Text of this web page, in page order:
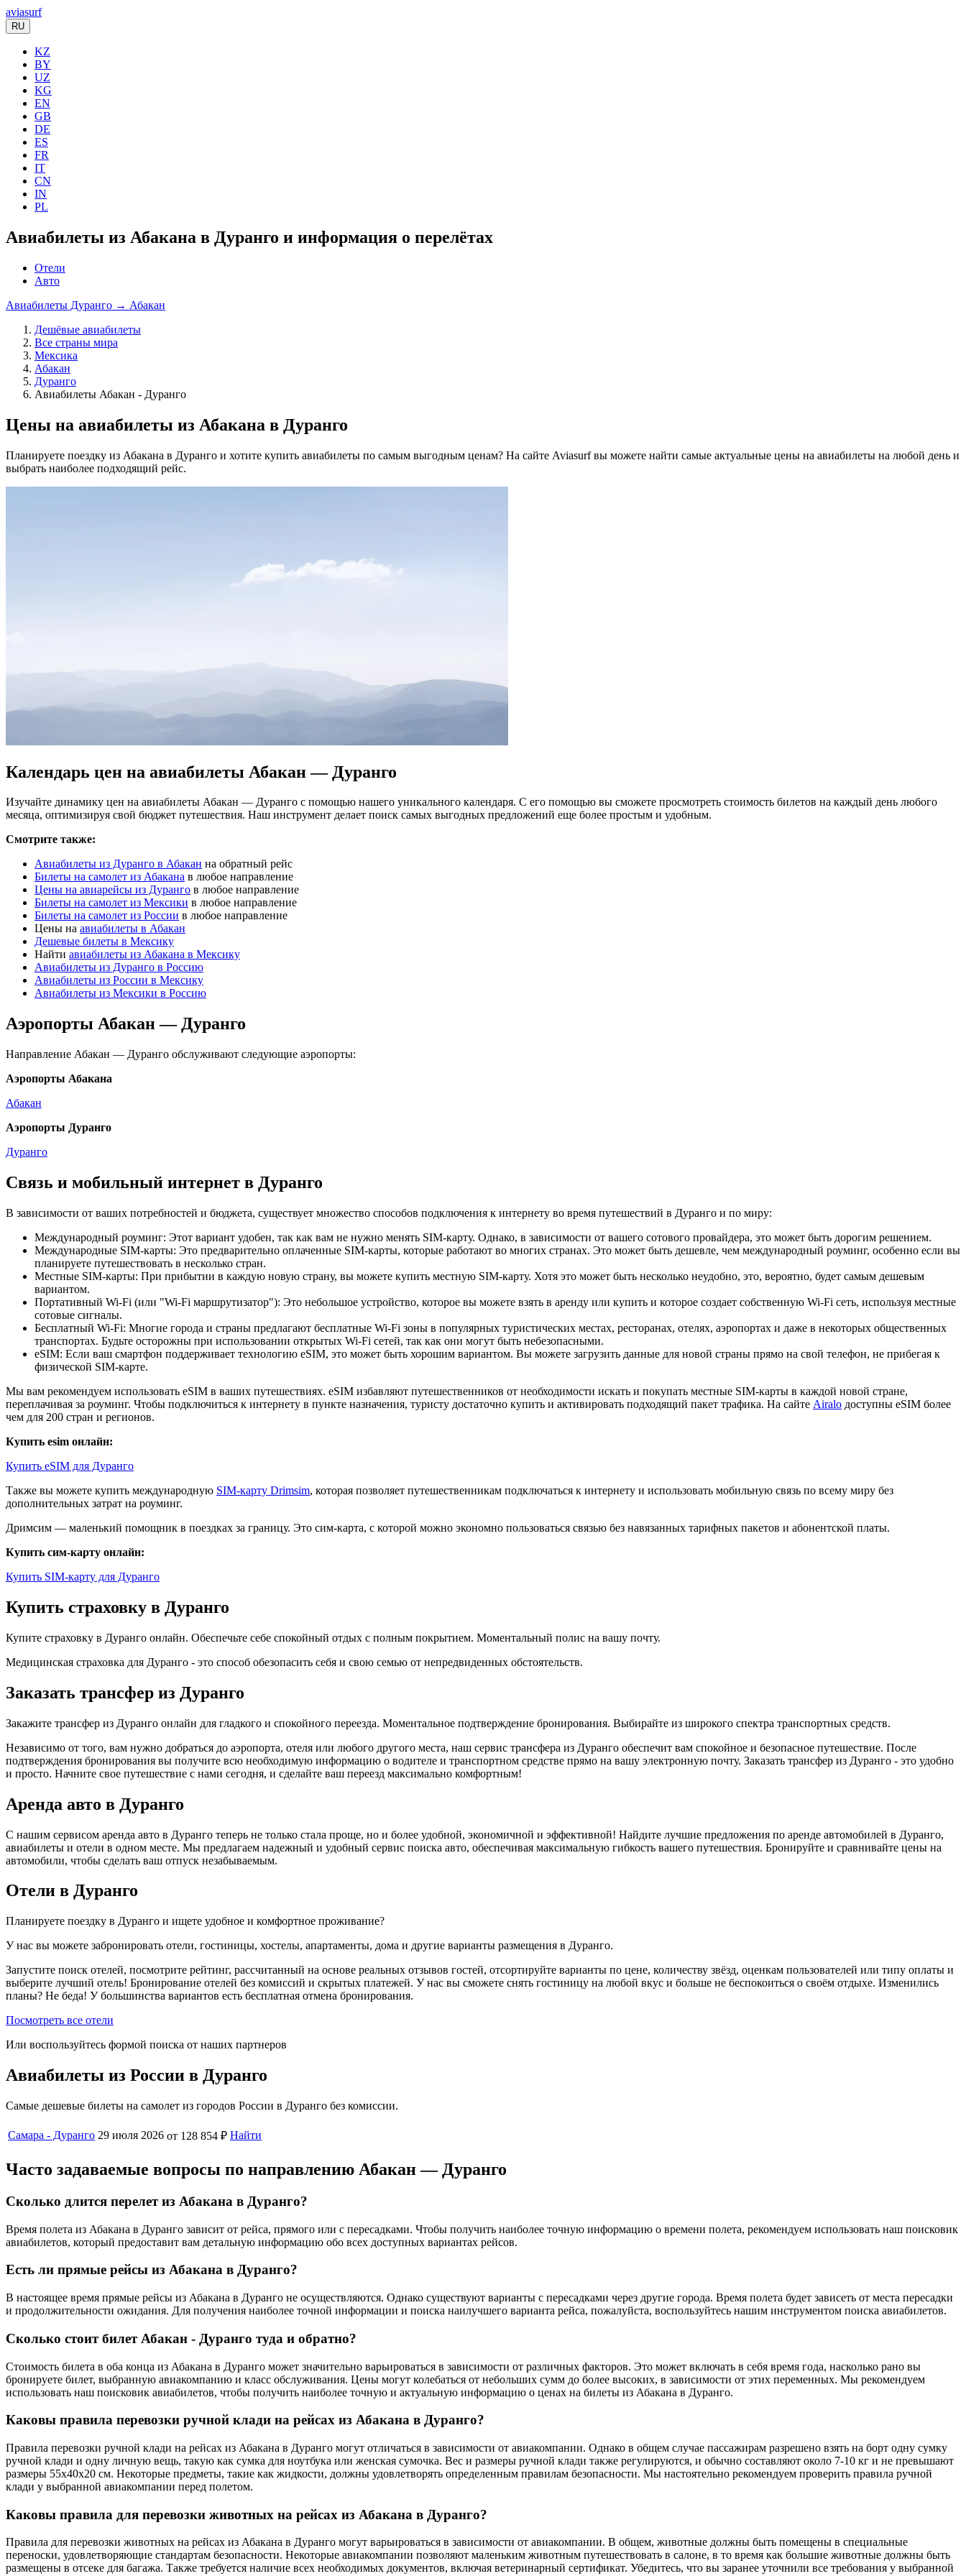
aviasurf
RU
KZ
BY
UZ
KG
EN
GB
DE
ES
FR
IT
CN
IN
PL
Авиабилеты из Абакана в Дуранго и информация о перелётах
Отели
Авто
Авиабилеты Дуранго → Абакан
Дешёвые авиабилеты
Все страны мира
Мексика
Абакан
Дуранго
Авиабилеты Абакан - Дуранго
Цены на авиабилеты из Абакана в Дуранго
Планируете поездку из Абакана в Дуранго и хотите купить авиабилеты по самым выгодным ценам? На сайте Aviasurf вы можете найти самые актуальные цены на авиабилеты на любой день и
выбрать наиболее подходящий рейс.
Календарь цен на авиабилеты Абакан — Дуранго
Изучайте динамику цен на авиабилеты Абакан — Дуранго с помощью нашего уникального календаря. С его помощью вы сможете просмотреть стоимость билетов на каждый день любого
месяца, оптимизируя свой бюджет путешествия. Наш инструмент делает поиск самых выгодных предложений еще более простым и удобным.
Смотрите также:
Авиабилеты из Дуранго в Абакан на обратный рейс
Билеты на самолет из Абакана в любое направление
Цены на авиарейсы из Дуранго в любое направление
Билеты на самолет из Мексики в любое направление
Билеты на самолет из России в любое направление
Цены на авиабилеты в Абакан
Дешевые билеты в Мексику
Найти авиабилеты из Абакана в Мексику
Авиабилеты из Дуранго в Россию
Авиабилеты из России в Мексику
Авиабилеты из Мексики в Россию
Аэропорты Абакан — Дуранго
Направление Абакан — Дуранго обслуживают следующие аэропорты:
Аэропорты Абакана
Абакан
Аэропорты Дуранго
Дуранго
Связь и мобильный интернет в Дуранго
В зависимости от ваших потребностей и бюджета, существует множество способов подключения к интернету во время путешествий в Дуранго и по миру:
Международный роуминг: Этот вариант удобен, так как вам не нужно менять SIM-карту. Однако, в зависимости от вашего сотового провайдера, это может быть дорогим решением.
Международные SIM-карты: Это предварительно оплаченные SIM-карты, которые работают во многих странах. Это может быть дешевле, чем международный роуминг, особенно если вы
планируете путешествовать в несколько стран.
Местные SIM-карты: При прибытии в каждую новую страну, вы можете купить местную SIM-карту. Хотя это может быть несколько неудобно, это, вероятно, будет самым дешевым
вариантом.
Портативный Wi-Fi (или "Wi-Fi маршрутизатор"): Это небольшое устройство, которое вы можете взять в аренду или купить и которое создает собственную Wi-Fi сеть, используя местные
сотовые сигналы.
Бесплатный Wi-Fi: Многие города и страны предлагают бесплатные Wi-Fi зоны в популярных туристических местах, ресторанах, отелях, аэропортах и даже в некоторых общественных
транспортах. Будьте осторожны при использовании открытых Wi-Fi сетей, так как они могут быть небезопасными.
eSIM: Если ваш смартфон поддерживает технологию eSIM, это может быть хорошим вариантом. Вы можете загрузить данные для новой страны прямо на свой телефон, не прибегая к
физической SIM-карте.
Мы вам рекомендуем использовать eSIM в ваших путешествиях. eSIM избавляют путешественников от необходимости искать и покупать местные SIM-карты в каждой новой стране,
переплачивая за роуминг. Чтобы подключиться к интернету в пункте назначения, туристу достаточно купить и активировать подходящий пакет трафика. На сайте Airalo доступны eSIM более
чем для 200 стран и регионов.
Купить esim онлайн:
Купить eSIM для Дуранго
Также вы можете купить международную SIM-карту Drimsim, которая позволяет путешественникам подключаться к интернету и использовать мобильную связь по всему миру без
дополнительных затрат на роуминг.
Дримсим — маленький помощник в поездках за границу. Это сим-карта, с которой можно экономно пользоваться связью без навязанных тарифных пакетов и абонентской платы.
Купить сим-карту онлайн:
Купить SIM-карту для Дуранго
Купить страховку в Дуранго
Купите страховку в Дуранго онлайн. Обеспечьте себе спокойный отдых с полным покрытием. Моментальный полис на вашу почту.
Медицинская страховка для Дуранго - это способ обезопасить себя и свою семью от непредвиденных обстоятельств.
Заказать трансфер из Дуранго
Закажите трансфер из Дуранго онлайн для гладкого и спокойного переезда. Моментальное подтверждение бронирования. Выбирайте из широкого спектра транспортных средств.
Независимо от того, вам нужно добраться до аэропорта, отеля или любого другого места, наш сервис трансфера из Дуранго обеспечит вам спокойное и безопасное путешествие. После
подтверждения бронирования вы получите всю необходимую информацию о водителе и транспортном средстве прямо на вашу электронную почту. Заказать трансфер из Дуранго - это удобно
и просто. Начните свое путешествие с нами сегодня, и сделайте ваш переезд максимально комфортным!
Аренда авто в Дуранго
С нашим сервисом аренда авто в Дуранго теперь не только стала проще, но и более удобной, экономичной и эффективной! Найдите лучшие предложения по аренде автомобилей в Дуранго,
авиабилеты и отели в одном месте. Мы предлагаем надежный и удобный сервис поиска авто, обеспечивая максимальную гибкость вашего путешествия. Бронируйте и сравнивайте цены на
автомобили, чтобы сделать ваш отпуск незабываемым.
Отели в Дуранго
Планируете поездку в Дуранго и ищете удобное и комфортное проживание?
У нас вы можете забронировать отели, гостиницы, хостелы, апартаменты, дома и другие варианты размещения в Дуранго.
Запустите поиск отелей, посмотрите рейтинг, рассчитанный на основе реальных отзывов гостей, отсортируйте варианты по цене, количеству звёзд, оценкам пользователей или типу оплаты и
выберите лучший отель! Бронирование отелей без комиссий и скрытых платежей. У нас вы сможете снять гостиницу на любой вкус и больше не беспокоиться о своём отдыхе. Изменились
планы? Не беда! У большинства вариантов есть бесплатная отмена бронирования.
Посмотреть все отели
Или воспользуйтесь формой поиска от наших партнеров
Авиабилеты из России в Дуранго
Самые дешевые билеты на самолет из городов России в Дуранго без комиссии.
Самара - Дуранго 29 июля 2026 от 128 854 ₽ Найти
Часто задаваемые вопросы по направлению Абакан — Дуранго
Сколько длится перелет из Абакана в Дуранго?
Время полета из Абакана в Дуранго зависит от рейса, прямого или с пересадками. Чтобы получить наиболее точную информацию о времени полета, рекомендуем использовать наш поисковик
авиабилетов, который предоставит вам детальную информацию обо всех доступных вариантах рейсов.
Есть ли прямые рейсы из Абакана в Дуранго?
В настоящее время прямые рейсы из Абакана в Дуранго не осуществляются. Однако существуют варианты с пересадками через другие города. Время полета будет зависеть от места пересадки
и продолжительности ожидания. Для получения наиболее точной информации и поиска наилучшего варианта рейса, пожалуйста, воспользуйтесь нашим инструментом поиска авиабилетов.
Сколько стоит билет Абакан - Дуранго туда и обратно?
Стоимость билета в оба конца из Абакана в Дуранго может значительно варьироваться в зависимости от различных факторов. Это может включать в себя время года, насколько рано вы
бронируете билет, выбранную авиакомпанию и класс обслуживания. Цены могут колебаться от небольших сумм до более высоких, в зависимости от этих переменных. Мы рекомендуем
использовать наш поисковик авиабилетов, чтобы получить наиболее точную и актуальную информацию о ценах на билеты из Абакана в Дуранго.
Каковы правила перевозки ручной клади на рейсах из Абакана в Дуранго?
Правила перевозки ручной клади на рейсах из Абакана в Дуранго могут отличаться в зависимости от авиакомпании. Однако в общем случае пассажирам разрешено взять на борт одну сумку
ручной клади и одну личную вещь, такую как сумка для ноутбука или женская сумочка. Вес и размеры ручной клади также регулируются, и обычно составляют около 7-10 кг и не превышают
размеры 55x40x20 см. Некоторые предметы, такие как жидкости, должны удовлетворять определенным правилам безопасности. Мы настоятельно рекомендуем проверить правила ручной
клади у выбранной авиакомпании перед полетом.
Каковы правила для перевозки животных на рейсах из Абакана в Дуранго?
Правила для перевозки животных на рейсах из Абакана в Дуранго могут варьироваться в зависимости от авиакомпании. В общем, животные должны быть помещены в специальные
переноски, удовлетворяющие стандартам безопасности. Некоторые авиакомпании позволяют маленьким животным путешествовать в салоне, в то время как большие животные должны быть
размещены в отсеке для багажа. Также требуется наличие всех необходимых документов, включая ветеринарный сертификат. Убедитесь, что вы заранее уточнили все требования у выбранной